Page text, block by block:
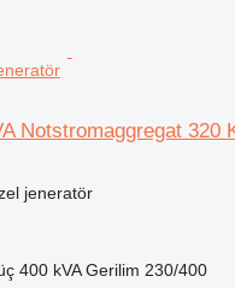
Notstromaggregat 320
jeneratör
400 kVA Gerilim 230/400